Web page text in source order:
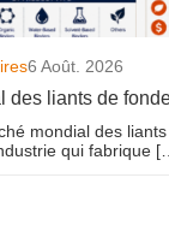
6 Août. 2026
des liants de
mondial des
qui fabrique